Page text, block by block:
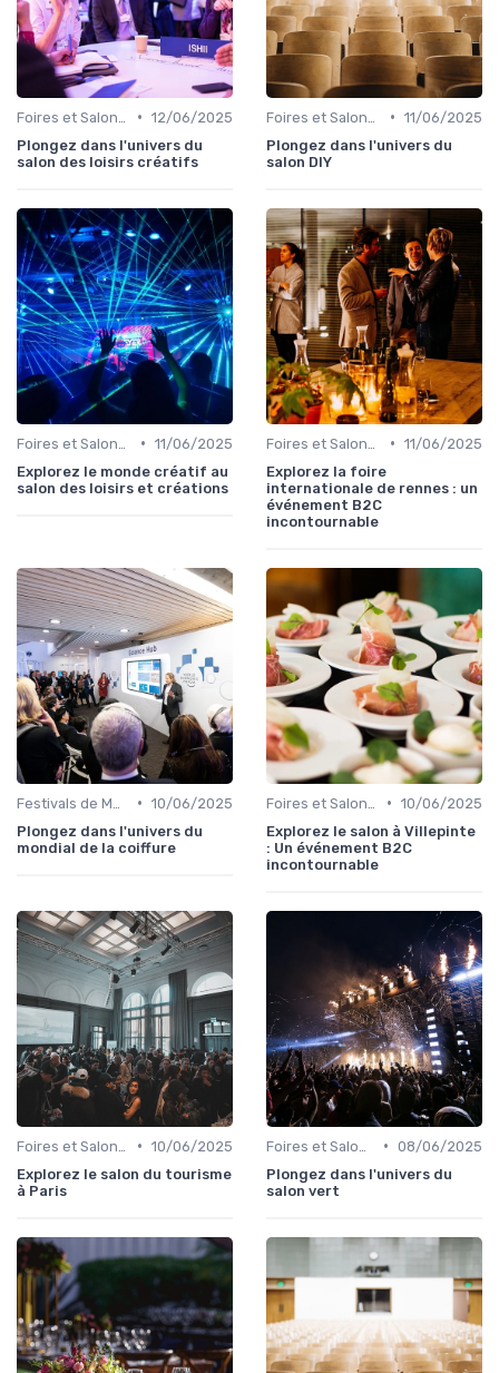
• 12/06/2025
Plongez dans l'univers du
salon des loisirs créatifs
• 11/06/2025
Plongez dans l'univers du
salon DIY
• 11/06/2025
Explorez le monde créatif au
salon des loisirs et créations
• 11/06/2025
Explorez la foire
internationale de rennes : un
événement B2C
incontournable
• 10/06/2025
Plongez dans l'univers du
mondial de la coiffure
• 10/06/2025
Explorez le salon à Villepinte
: Un événement B2C
incontournable
• 10/06/2025
Explorez le salon du tourisme
à Paris
• 08/06/2025
Plongez dans l'univers du
salon vert